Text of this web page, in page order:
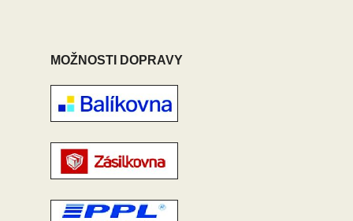
MOŽNOSTI DOPRAVY